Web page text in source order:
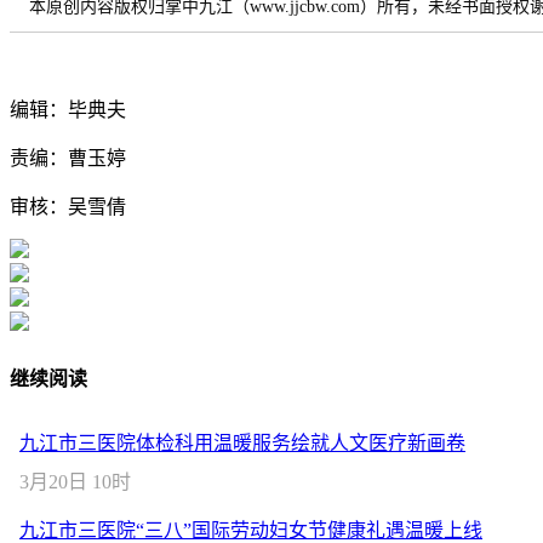
本原创内容版权归掌中九江（www.jjcbw.com）所有，未经书面授权
编辑：毕典夫
责编：曹玉婷
审核：吴雪倩
继续阅读
九江市三医院体检科用温暖服务绘就人文医疗新画卷
3月20日 10时
九江市三医院“三八”国际劳动妇女节健康礼遇温暖上线